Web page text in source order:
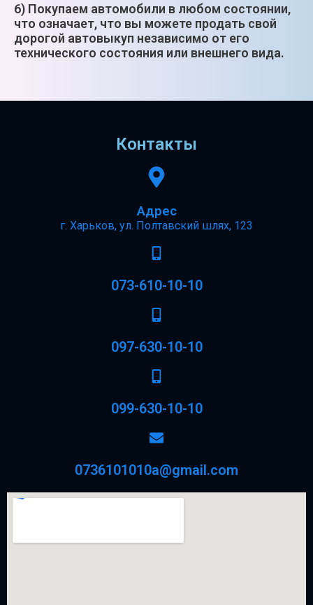
6) Покупаем автомобили в любом состоянии,
что означает, что вы можете продать свой
дорогой автовыкуп независимо от его
технического состояния или внешнего вида.
Контакты
Адрес
г. Харьков, ул. Полтавский шлях, 123
073-610-10-10
097-630-10-10
099-630-10-10
0736101010a@gmail.com